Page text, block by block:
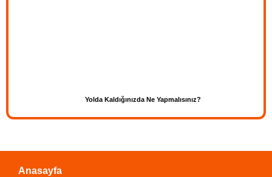
Yolda Kaldığınızda Ne Yapmalısınız?
Anasayfa